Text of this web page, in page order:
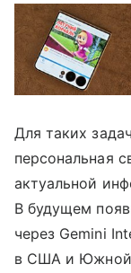
Для таких
персональная
актуальной
В будущем
через Gemini
в США и Южной